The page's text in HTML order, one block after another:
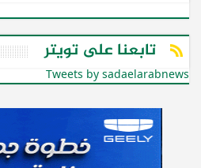
تابعنا على تويتر
Tweets by sadaelarabnews